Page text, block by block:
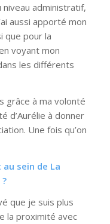
niveau administratif,
aussi apporté mon
que pour la
voyant mon
les différents
grâce à ma volonté
d’Aurélie à donner
Une fois qu’on
sein de La
que je suis plus
la proximité avec